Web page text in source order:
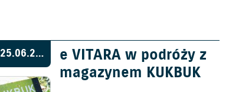
25.06.2026
e VITARA w podróży z
magazynem KUKBUK